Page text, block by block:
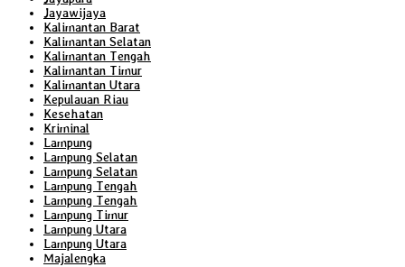
Jayawijaya
Kalimantan Barat
Kalimantan Selatan
Kalimantan Tengah
Kalimantan Timur
Kalimantan Utara
Kepulauan Riau
Kesehatan
Kriminal
Lampung
Lampung Selatan
Lampung Selatan
Lampung Tengah
Lampung Tengah
Lampung Timur
Lampung Utara
Lampung Utara
Majalengka